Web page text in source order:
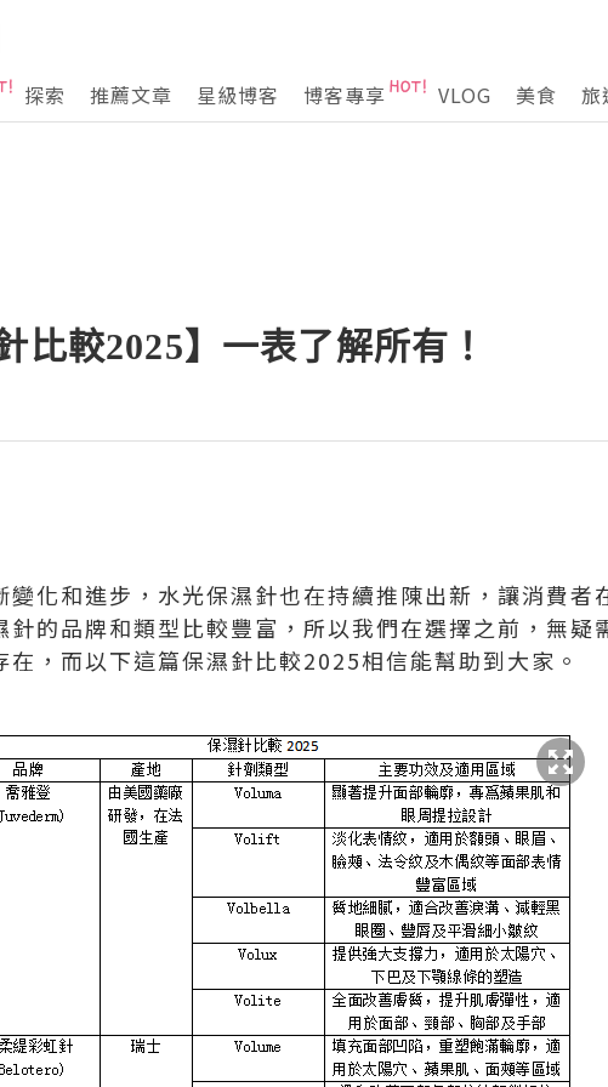
探索 推薦文章 星級博客 博客專享 VLOG 美食 旅
比較2025】一表了解所有！
變化和進步，水光保濕針也在持續推陳出新，讓消費者
針的品牌和類型比較豐富，所以我們在選擇之前，無疑
在，而以下這篇保濕針比較2025相信能幫助到大家。